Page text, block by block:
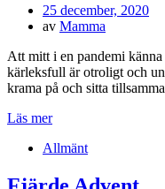
Publicerad
den
25 december, 2020
av Mamma
Att mitt i en pandemi
kärleksfull är otroligt och
krama på och sitta
Läs mer
Allmänt